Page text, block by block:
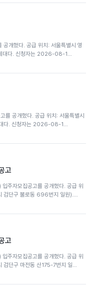
공개했다. 공급 위치: 서울특별시 영
대다. 신청자는 2026-08-1…
를 공개했다. 공급 위치: 서울특별시
대다. 신청자는 2026-08-1…
고
주자모집공고를 공개했다. 공급 위
검단구 불로동 696번지 일원).…
고
주자모집공고를 공개했다. 공급 위
검단구 마전동 산175-7번지 일…